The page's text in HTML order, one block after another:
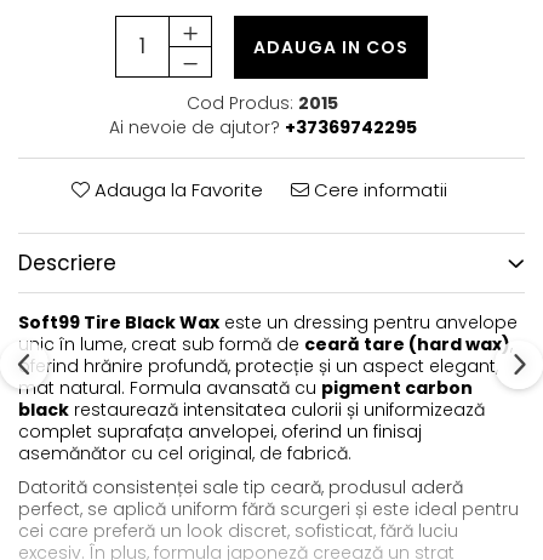
ADAUGA IN COS
Cod Produs: 2015
Ai nevoie de ajutor? +37369742295
Adauga la Favorite Cere informatii
Descriere
Soft99 Tire Black Wax este un dressing pentru anvelope
unic în lume, creat sub formă de ceară tare (hard wax),
oferind hrănire profundă, protecție și un aspect elegant,
mat natural. Formula avansată cu pigment carbon
black restaurează intensitatea culorii și uniformizează
complet suprafața anvelopei, oferind un finisaj
asemănător cu cel original, de fabrică.
Datorită consistenței sale tip ceară, produsul aderă
perfect, se aplică uniform fără scurgeri și este ideal pentru
cei care preferă un look discret, sofisticat, fără luciu
excesiv. În plus, formula japoneză creează un strat